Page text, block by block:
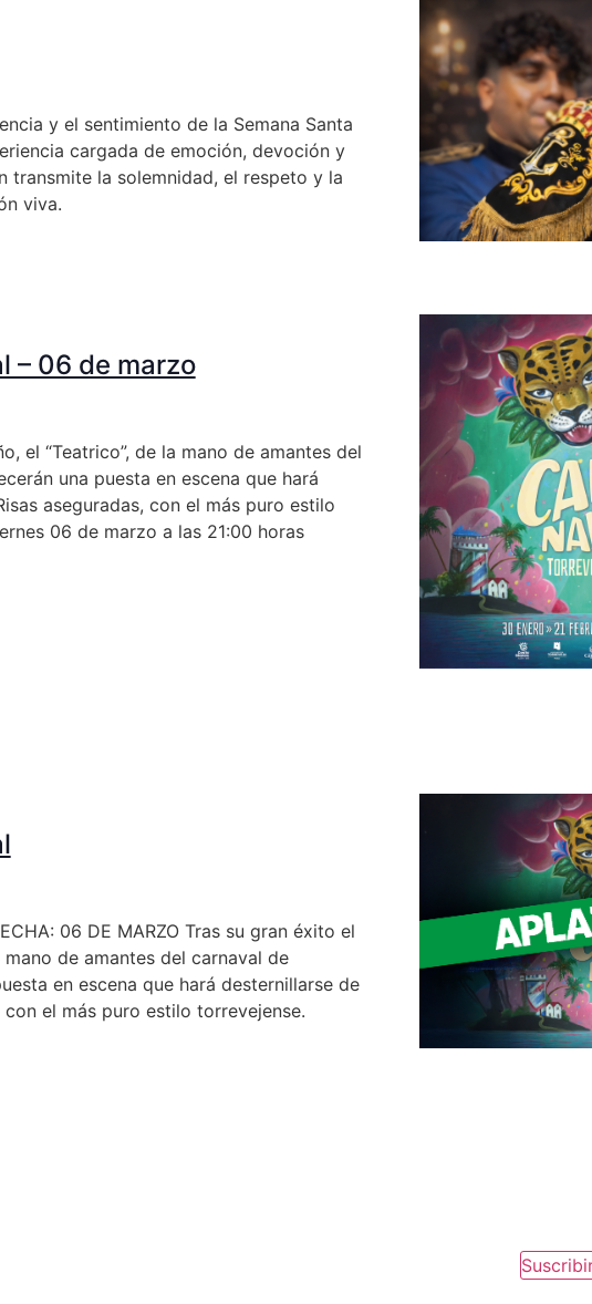
y el sentimiento de la Semana Santa
cargada de emoción, devoción y
transmite la solemnidad, el respeto y la
viva.
– 06 de marzo
el “Teatrico”, de la mano de amantes del
una puesta en escena que hará
aseguradas, con el más puro estilo
06 de marzo a las 21:00 horas
06 DE MARZO Tras su gran éxito el
mano de amantes del carnaval de
en escena que hará desternillarse de
el más puro estilo torrevejense.